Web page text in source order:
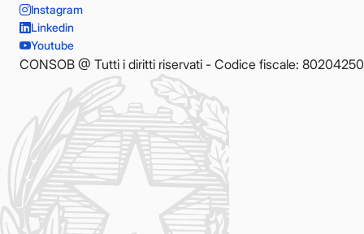
Instagram
Linkedin
Youtube
CONSOB @ Tutti i diritti riservati - Codice fiscale: